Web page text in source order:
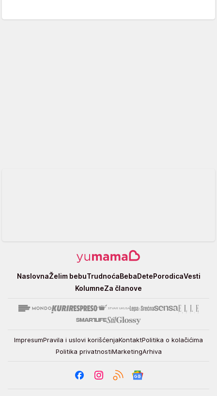
Yumama
NaslovnaŽelim bebuTrudnoćaBebaDetePorodicaVesti
KolumneZa članove
ImpresumPravila i uslovi korišćenjaKontaktPolitika o kolačićima
Politika privatnostiMarketingArhiva